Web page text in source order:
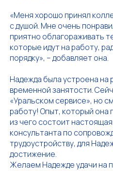
«Меня хорошо принял
с душой. Мне очень
приятно облагораживать
которые идут на работу,
порядку», – добавляет она.
Надежда была устроена на
временной занятости.
«Уральском сервисе», но
работу! Опыт, который она
из чего состоит
консультанта по
трудоустройству, для
достижение.
Желаем Надежде удачи на